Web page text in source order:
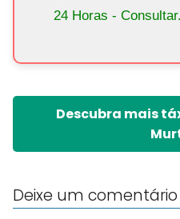
24 Horas - Consultar.
Descubra mais
Deixe um comentário